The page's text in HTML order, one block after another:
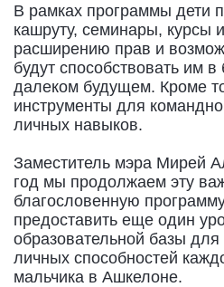
В рамках программы дети
кашруту, семинары, курсы
расширению прав и
будут способствовать им
далеком будущем. Кроме
инструменты для
личных навыков.
Заместитель мэра Мирей
год мы продолжаем эту
благословенную
предоставить еще один
образовательной базы
личных способностей
мальчика в Ашкелоне.